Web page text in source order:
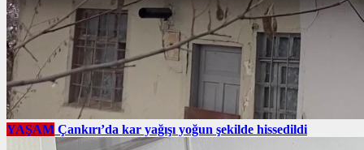
YAŞAM Çankırı’da kar yağışı yoğun şekilde hissedildi